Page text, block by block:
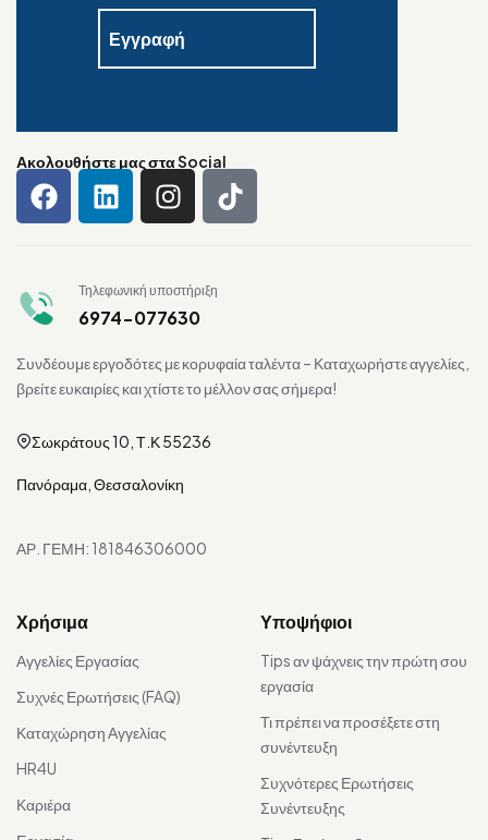
Ακολουθήστε μας στα Social
Τηλεφωνική υποστήριξη
6974-077630
Συνδέουμε εργοδότες με κορυφαία ταλέντα – Καταχωρήστε αγγελίες,
βρείτε ευκαιρίες και χτίστε το μέλλον σας σήμερα!
Σωκράτους 10, Τ.Κ 55236
Πανόραμα, Θεσσαλονίκη
ΑΡ. ΓΕΜΗ: 181846306000
Χρήσιμα
Αγγελίες Εργασίας
Συχνές Ερωτήσεις (FAQ)
Καταχώρηση Αγγελίας
HR4U
Καριέρα
Υποψήφιοι
Tips αν ψάχνεις την πρώτη σου
εργασία
Τι πρέπει να προσέξετε στη
συνέντευξη
Συχνότερες Ερωτήσεις
Συνέντευξης